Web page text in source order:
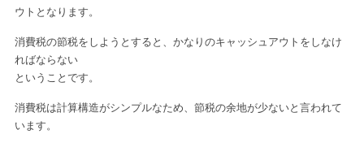
ウトとなります。
消費税の節税をしようとすると、かなりのキャッシュアウトをしなけ
ればならない
ということです。
消費税は計算構造がシンプルなため、節税の余地が少ないと言われて
います。